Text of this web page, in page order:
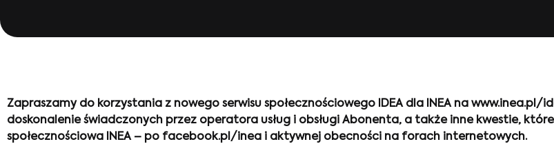
Zapraszamy do korzystania z nowego serwisu społecznościowego IDEA dla INEA na www.inea.pl/
doskonalenie świadczonych przez operatora usług i obsługi Abonenta, a także inne kwestie,
społecznościowa INEA – po facebook.pl/inea i aktywnej obecności na forach internetowych.